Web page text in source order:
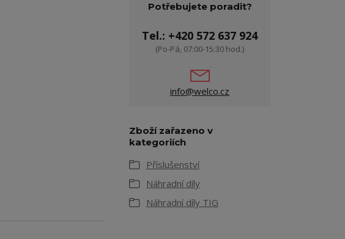
Potřebujete poradit?
Tel.: +420 572 637 924
(Po-Pá, 07:00-15:30 hod.)
info@welco.cz
Zboží zařazeno v
kategoriích
Příslušenství
Náhradní díly
Náhradní díly TIG